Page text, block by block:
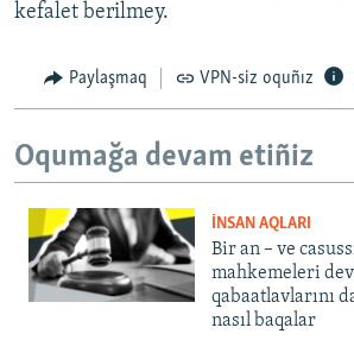
kefalet berilmey.
Paylaşmaq VPN-siz oquñız
Oqumağa devam etiñiz
İNSAN AQLARI
Bir an – ve
mahkemeleri
qabaatlavlarını
nasıl baqalar